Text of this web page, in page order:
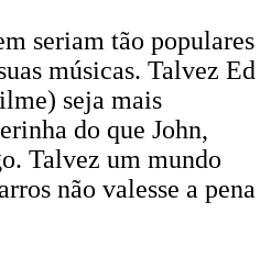
seriam tão populares
músicas. Talvez Ed
seja mais
do que John,
Talvez um mundo
não valesse a pena